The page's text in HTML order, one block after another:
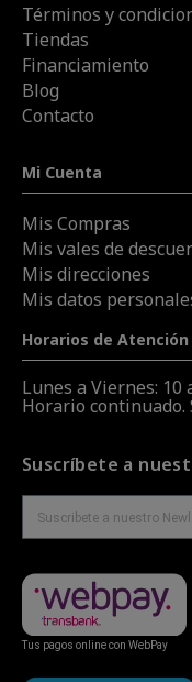
Términos y
Tiendas
Financiamiento
Blog
Contacto
Mi Cuenta
Mis Compras
Mis vales de
Mis direcciones
Mis datos
Horarios de Atención
Lunes a Viernes: 10
Horario continuado.
Suscríbete a
Tus pagos online con WebPay